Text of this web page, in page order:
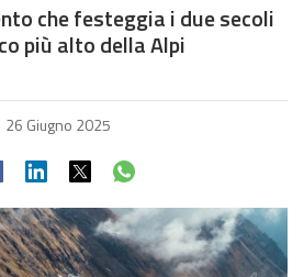
che festeggia i due secoli
più alto della Alpi
26 Giugno 2025